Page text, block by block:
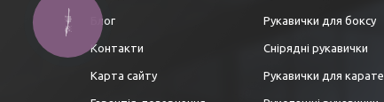
Блог
Контакти
Карта сайту
Рукавички для боксу
Снірядні рукавички
Рукавички для карате